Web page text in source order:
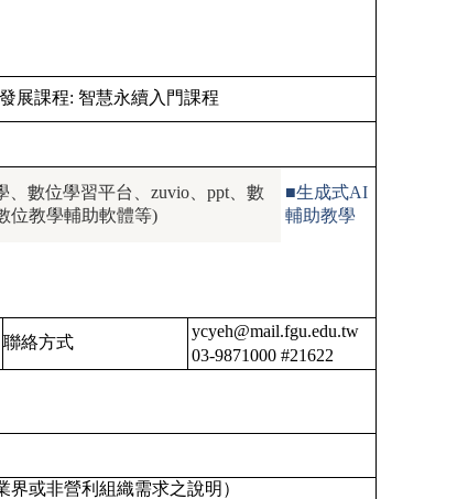
展課程: 智慧永續入門課程
數位學習平台、zuvio、ppt、數
位教學輔助軟體等)
■生成式AI
輔助教學
聯絡方式
ycyeh@mail.fgu.edu.tw
03-9871000 #21622
或非營利組織需求之說明）